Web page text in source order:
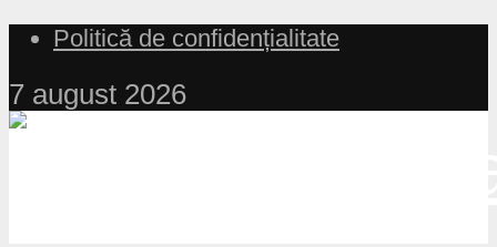
Politică de confidențialitate
7 august 2026